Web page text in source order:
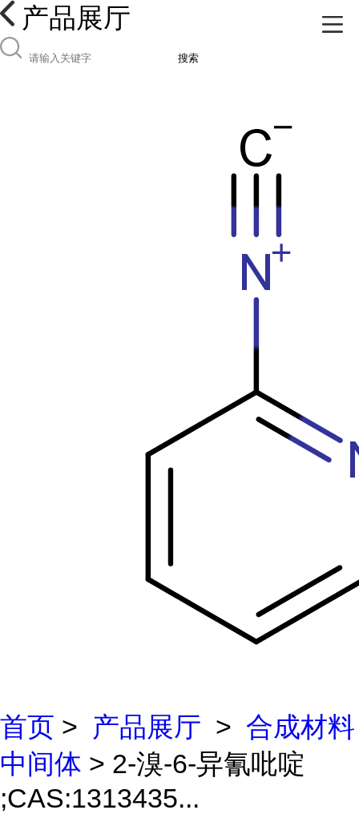
产品展厅
搜索
首页 > 产品展厅 > 合成材料
中间体 > 2-溴-6-异氰吡啶
;CAS:1313435...